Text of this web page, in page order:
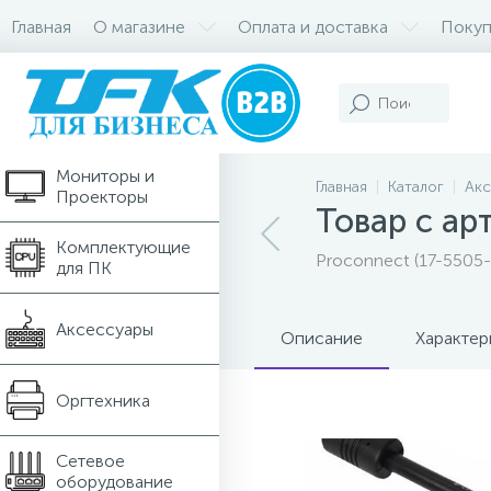
Главная О магазине Оплата и доставка
Компьютеры и
Ноутбуки
Мониторы и
Проекторы
Комплектующие
для ПК
Аксессуары
Оргтехника
Сетевое
оборудование
Главная Каталог
Товар с
Proconnect (17-
Описание